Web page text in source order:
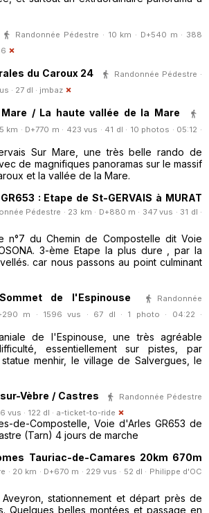
Randonnée Pédestre · 10 km · D+540 m · 388
du Caroux 24
Randonnée Pédestre ·
· 27 dl · jmbaz
/ La haute vallée de la Mare
· D+770 m · 423 vus · 41 dl · 10 photos · 05:12 ·
Sur Mare, une très belle rando de
de magnifiques panoramas sur le massif
et la vallée de la Mare.
: Etape de St-GERVAIS à MURAT
Pédestre · 23 km · D+880 m · 347 vus · 31 dl ·
n°7 du Chemin de Compostelle dit Voie
3-ème Etape la plus dure , par la
car nous passons au point culminant
de l'Espinouse
Randonnée
m · 1596 vus · 67 dl · 1 photo · 04:22 ·
de l'Espinouse, une très agréable
essentiellement sur pistes, par
menhir, le village de Salvergues, le
Vèbre / Castres
Randonnée Pédestre
vus · 122 dl · a-ticket-to-ride
de-Compostelle, Voie d'Arles GR653 de
(Tarn) 4 jours de marche
Tauriac-de-Camares 20km 670m
· 20 km · D+670 m · 229 vus · 52 dl · Philippe d'OC
stationnement et départ près de
Quelques belles montées et passage en